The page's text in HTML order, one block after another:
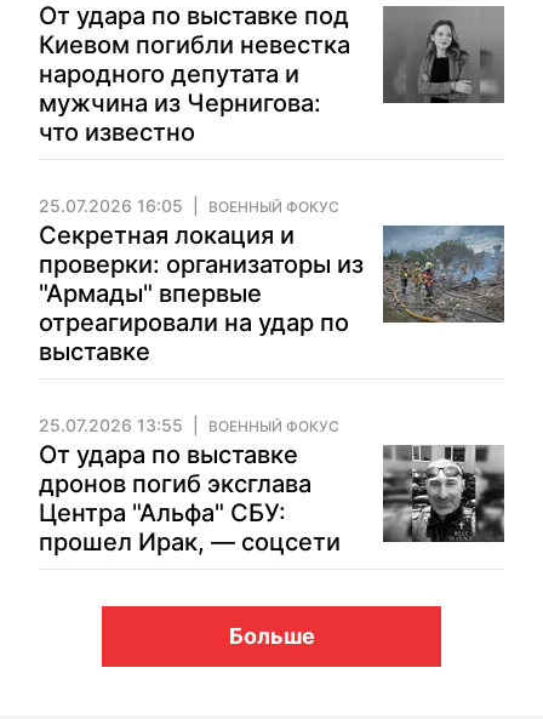
От удара по выставке под
Киевом погибли невестка
народного депутата и
мужчина из Чернигова:
что известно
25.07.2026 16:05 ВОЕННЫЙ ФОКУС
Секретная локация и
проверки: организаторы из
"Армады" впервые
отреагировали на удар по
выставке
25.07.2026 13:55 ВОЕННЫЙ ФОКУС
От удара по выставке
дронов погиб эксглава
Центра "Альфа" СБУ:
прошел Ирак, — соцсети
Больше